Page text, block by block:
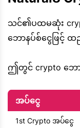
သင်၏ပထမဆုံး
ဘောနပ်စ်ငွေဖြင့်
ဤတွင် crypto ဘော
အပ်ငွေ
1st Crypto အပ်ငွေ